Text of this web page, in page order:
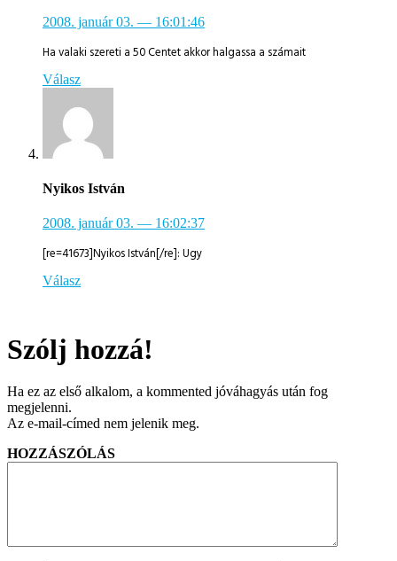
2008. január 03. — 16:01:46
Ha valaki szereti a 50 Centet akkor halgassa a számait
Válasz
Nyikos István
2008. január 03. — 16:02:37
[re=41673]Nyikos István[/re]: Ugy
Válasz
Szólj hozzá!
Ha ez az első alkalom, a kommented jóváhagyás után fog
megjelenni.
Az e-mail-címed nem jelenik meg.
HOZZÁSZÓLÁS